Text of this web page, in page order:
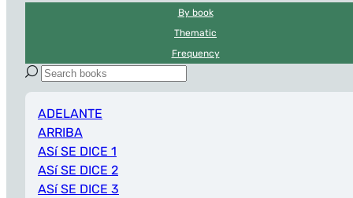
By book
Thematic
Frequency
ADELANTE
ARRIBA
ASí SE DICE 1
ASí SE DICE 2
ASí SE DICE 3